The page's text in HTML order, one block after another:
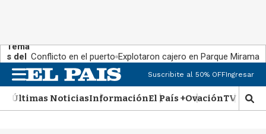
Tema
s del
día:
Conflicto en el puerto Explotaron cajero en Parque Miramar
n
u
Suscribite al 50% OFFIngresar
Últimas NoticiasInformaciónEl País +OvaciónTV Show
M
o